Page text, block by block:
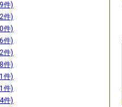
件)
件)
件)
件)
件)
件)
件)
件)
件)